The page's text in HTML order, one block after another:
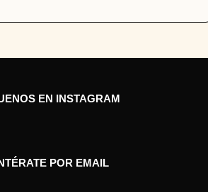
EN INSTAGRAM
POR EMAIL